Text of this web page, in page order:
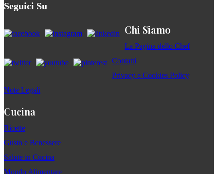
Seguici Su
Chi Siamo
La Pagina dello Chef
Contatti
Privacy e Cookies Policy
Note Legali
Cucina
Ricette
Gusto e Benessere
Salute in Cucina
Mondo Alimentare